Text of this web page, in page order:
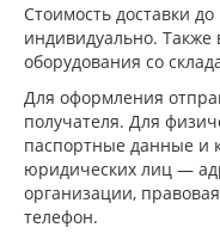
Стоимость доставки
индивидуально.
оборудования со
Для оформления
получателя. Для
паспортные данные и
юридических лиц —
организации,
телефон.